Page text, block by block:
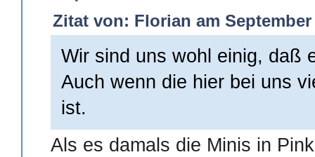
Zitat von: Florian am September
Wir sind uns wohl einig, daß
Auch wenn die hier bei uns
ist.
Als es damals die Minis in